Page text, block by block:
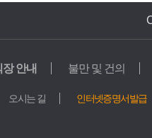
교육기관
학교법인 가
안내 불만 및 건의
오시는 길 인터넷증명서발급